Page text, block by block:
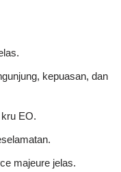
kepuasan, dan
EO.
majeure jelas.